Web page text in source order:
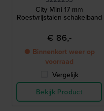
City Mini 17 mm
Roestvrijstalen schakelband
€ 86,-
● Binnenkort weer op
voorraad
Vergelijk
Bekijk Product